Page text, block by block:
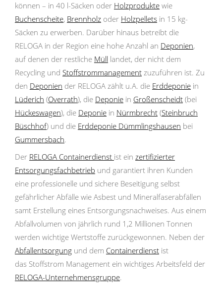
können – in 40 l-Säcken oder Holzprodukte wie
Buchenscheite, Brennholz oder Holzpellets in 15 kg-
Säcken zu erwerben. Darüber hinaus betreibt die
RELOGA in der Region eine hohe Anzahl an Deponien,
auf denen der restliche Müll landet, der nicht dem
Recycling und Stoffstrommanagement zuzuführen ist. Zu
den Deponien der RELOGA zählt u.A. die Erddeponie in
Lüderich (Overrath), die Deponie in Großenscheidt (bei
Hückeswagen), die Deponie in Nürmbrecht (Steinbruch
Büschhof) und die Erddeponie Dümmlingshausen bei
Gummersbach.
Der RELOGA Containerdienst ist ein zertifizierter
Entsorgungsfachbetrieb und garantiert ihren Kunden
eine professionelle und sichere Beseitigung selbst
gefährlicher Abfälle wie Asbest und Mineralfaserabfällen
samt Erstellung eines Entsorgungsnachweises. Aus einem
Abfallvolumen von jährlich rund 1,2 Millionen Tonnen
werden wichtige Wertstoffe zurückgewonnen. Neben der
Abfallentsorgung und dem Containerdienst ist
das Stoffstrom Management ein wichtiges Arbeitsfeld der
RELOGA-Unternehmensgruppe.